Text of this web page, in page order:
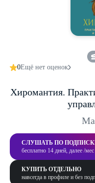
0Ещё нет оценок
Хиромантия.
СЛУШАТЬ ПО
бесплатно 14 дней, далее /мес
КУПИТЬ ОТДЕЛЬНО
навсегда в профиле и без